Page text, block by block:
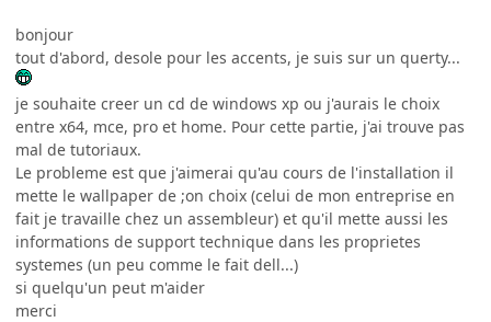
bonjour
tout d'abord, desole pour les accents, je suis sur un querty...
je souhaite creer un cd de windows xp ou j'aurais le choix
entre x64, mce, pro et home. Pour cette partie, j'ai trouve pas
mal de tutoriaux.
Le probleme est que j'aimerai qu'au cours de l'installation il
mette le wallpaper de ;on choix (celui de mon entreprise en
fait je travaille chez un assembleur) et qu'il mette aussi les
informations de support technique dans les proprietes
systemes (un peu comme le fait dell...)
si quelqu'un peut m'aider
merci